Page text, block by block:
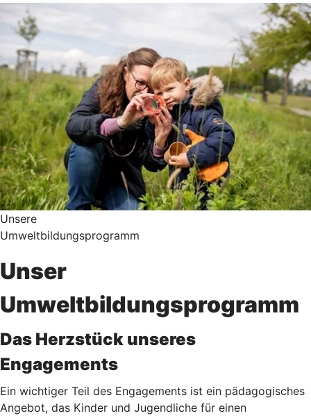
Unsere
Umweltbildungsprogramm
Unser
Umweltbildungsprogramm
Das Herzstück unseres
Engagements
Ein wichtiger Teil des Engagements ist ein pädagogisches
Angebot, das Kinder und Jugendliche für einen